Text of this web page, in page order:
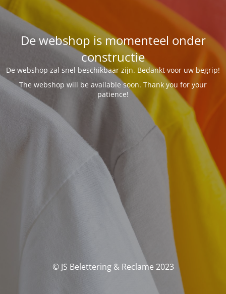
De webshop is momenteel onder
constructie
De webshop zal snel beschikbaar zijn. Bedankt voor uw begrip!
The webshop will be available soon. Thank you for your
patience!
© JS Belettering & Reclame 2023